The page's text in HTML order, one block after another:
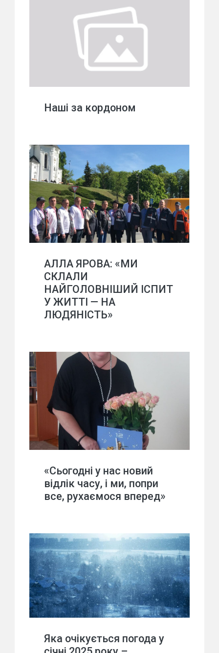
Наші за кордоном
АЛЛА ЯРОВА: «МИ
СКЛАЛИ
НАЙГОЛОВНІШИЙ ІСПИТ
У ЖИТТІ — НА
ЛЮДЯНІСТЬ»
«Сьогодні у нас новий
відлік часу, і ми, попри
все, рухаємося вперед»
Яка очікується погода у